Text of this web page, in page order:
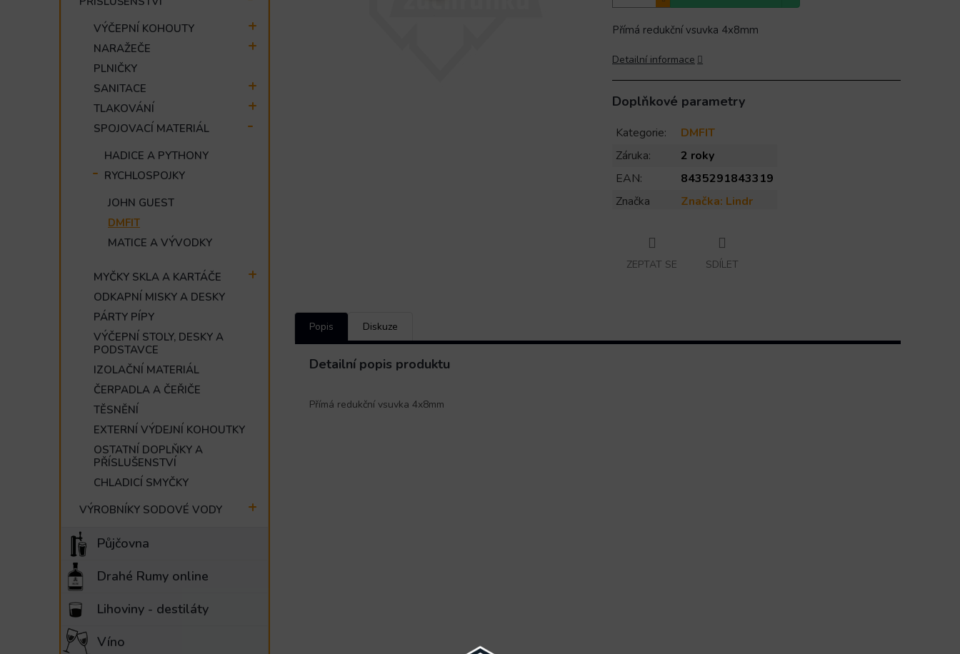
VÝČEPNÍ KOHOUTY
NARAŽEČE
PLNIČKY
SANITACE
TLAKOVÁNÍ
SPOJOVACÍ MATERIÁL
HADICE A PYTHONY
RYCHLOSPOJKY
JOHN GUEST
DMFIT
MATICE A VÝVODKY
MYČKY SKLA A KARTÁČE
ODKAPNÍ MISKY A DESKY
PÁRTY PÍPY
VÝČEPNÍ STOLY, DESKY A
PODSTAVCE
IZOLAČNÍ MATERIÁL
ČERPADLA A ČEŘIČE
TĚSNĚNÍ
EXTERNÍ VÝDEJNÍ KOHOUTKY
OSTATNÍ DOPLŇKY A
PŘÍSLUŠENSTVÍ
CHLADICÍ SMYČKY
VÝROBNÍKY SODOVÉ VODY
Půjčovna
Drahé Rumy online
Lihoviny - destiláty
Víno
Přímá redukční vsuvka 4x8mm
Detailní informace
Doplňkové parametry
Kategorie:
DMFIT
Záruka:
2 roky
EAN:
8435291843319
Značka
Značka: Lindr
ZEPTAT SE SDÍLET
Popis Diskuze
Detailní popis produktu
Přímá redukční vsuvka 4x8mm